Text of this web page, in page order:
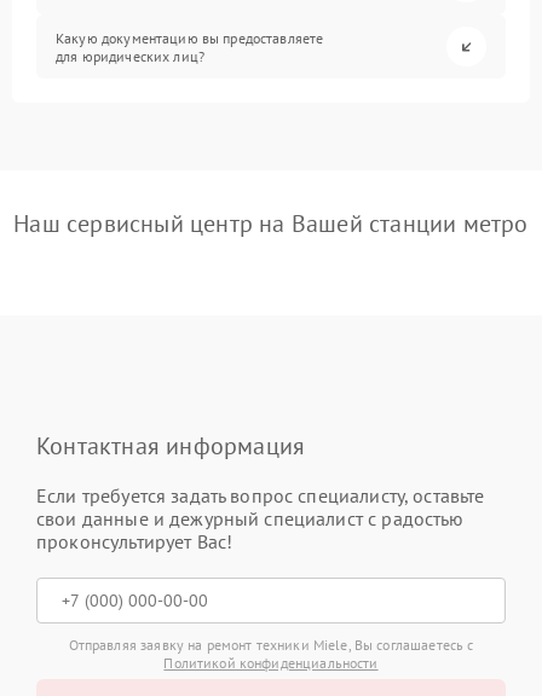
Какую документацию вы предоставляете
для юридических лиц?
Наш сервисный центр на Вашей станции метро
Контактная информация
Если требуется задать вопрос специалисту, оставьте
свои данные и дежурный специалист с радостью
проконсультирует Вас!
Отправляя заявку на ремонт техники Miele, Вы соглашаетесь с
Политикой конфиденциальности